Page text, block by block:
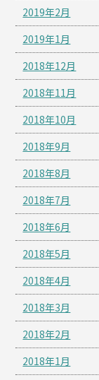
2019年2月
2019年1月
2018年12月
2018年11月
2018年10月
2018年9月
2018年8月
2018年7月
2018年6月
2018年5月
2018年4月
2018年3月
2018年2月
2018年1月